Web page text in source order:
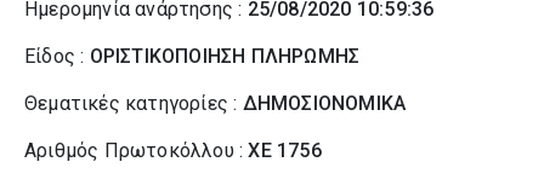
Ημερομηνία ανάρτησης : 25/08/2020 10:59:36
Είδος : ΟΡΙΣΤΙΚΟΠΟΙΗΣΗ ΠΛΗΡΩΜΗΣ
Θεματικές κατηγορίες : ΔΗΜΟΣΙΟΝΟΜΙΚΑ
Αριθμός Πρωτοκόλλου :ΧΕ 1756